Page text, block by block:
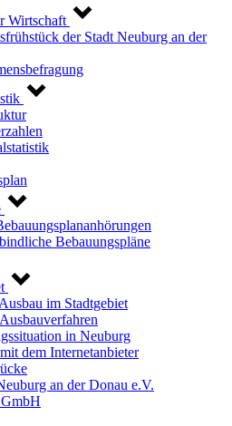
Wirtschaft
der Stadt Neuburg an der
Bebauungspläne
im Stadtgebiet
in Neuburg
dem Internetanbieter
an der Donau e.V.